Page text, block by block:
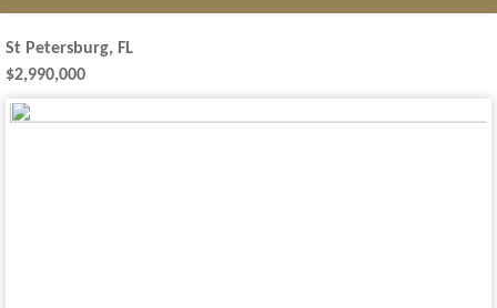
St Petersburg, FL
$2,990,000